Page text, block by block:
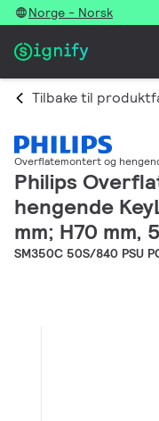
Norge - Norsk
Tilbake til
Overflatemontert og
Philips
hengende
mm; H70 mm,
SM350C 50S/840 PSU